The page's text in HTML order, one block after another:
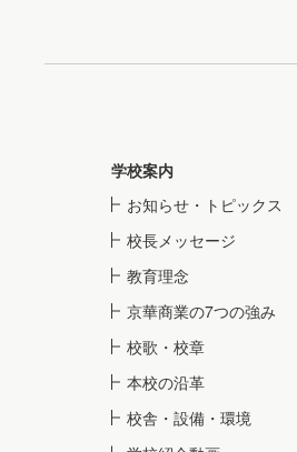
学校案内
お知らせ・トピックス
校長メッセージ
教育理念
京華商業の7つの強み
校歌・校章
本校の沿革
校舎・設備・環境